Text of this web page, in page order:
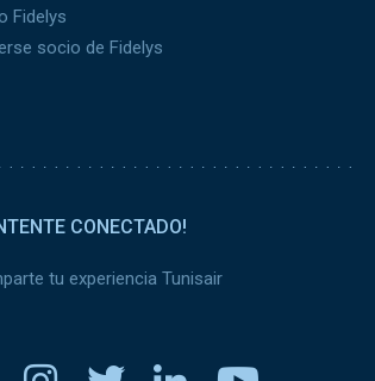
Fidelys
socio de Fidelys
CONECTADO!
tu experiencia Tunisair